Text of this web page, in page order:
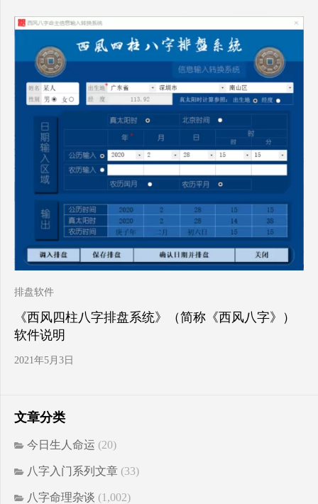
排盘软件
《西风四柱八字排盘系统》（简称《西风八字》）
软件说明
2021年5月3日
文章分类
今日生人命运 (20)
八字入门系列文章 (33)
八字命理杂谈 (1,002)